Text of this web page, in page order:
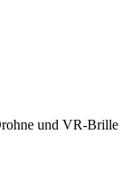
und VR-Brille